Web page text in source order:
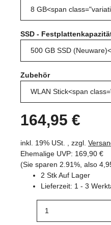
SSD -
Zubehör
164,95 €
inkl. 19% USt. , zzgl.
Ehemalige UVP: 169,90 €
(Sie sparen 2.91% , also
2 Stk Auf Lager
Lieferzeit: 1 - 3